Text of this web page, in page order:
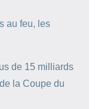
au feu, les
de 15 milliards
la Coupe du